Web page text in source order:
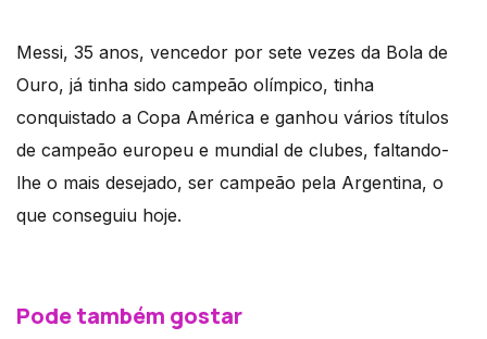
Messi, 35 anos, vencedor por sete vezes da Bola de
Ouro, já tinha sido campeão olímpico, tinha
conquistado a Copa América e ganhou vários títulos
de campeão europeu e mundial de clubes, faltando-
lhe o mais desejado, ser campeão pela Argentina, o
que conseguiu hoje.
Pode também gostar